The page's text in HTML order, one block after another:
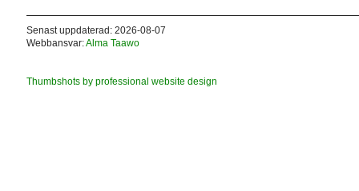
Senast uppdaterad: 2026-08-07
Webbansvar:Alma Taawo
Thumbshots by professional website design